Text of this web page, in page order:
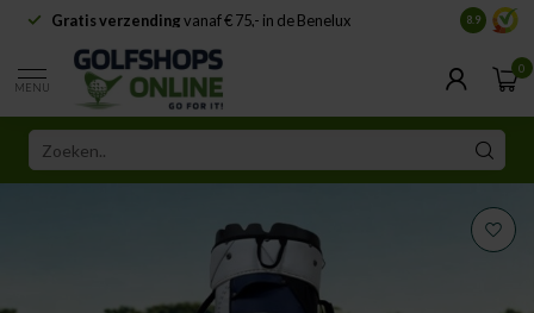
Gratis verzendingvanaf € 75,- in de Benelux 8.9
MENU
0